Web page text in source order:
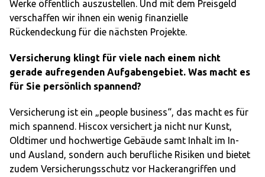
Werke öffentlich auszustellen. Und mit dem Preisgeld
verschaffen wir ihnen ein wenig finanzielle
Rückendeckung für die nächsten Projekte.
Versicherung klingt für viele nach einem nicht
gerade aufregenden Aufgabengebiet. Was macht es
für Sie persönlich spannend?
Versicherung ist ein „people business“, das macht es für
mich spannend. Hiscox versichert ja nicht nur Kunst,
Oldtimer und hochwertige Gebäude samt Inhalt im In-
und Ausland, sondern auch berufliche Risiken und bietet
zudem Versicherungsschutz vor Hackerangriffen und